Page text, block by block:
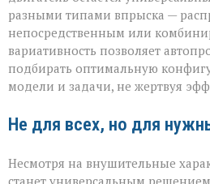
разными типами впрыска —
непосредственным или
вариативность позволяет
подбирать оптимальную
модели и задачи, не жертвуя
Не для всех, но для
Несмотря на внушительные